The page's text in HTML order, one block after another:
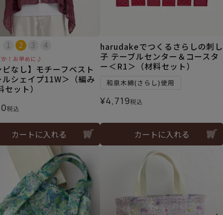
！お早めに♪
ピなし】モチーフベスト
ルシェイプ11W＞（編み
ット）
税込
カートに入れる
harudakeでつくるさらしの刺し
子 テーブルセンター＆コースタ
ー＜R1＞（材料セット）
和泉木綿(さらし)使用
¥4,719税込
カートに入れる